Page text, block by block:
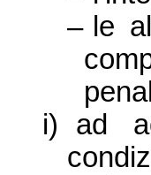
– le
i)
ad